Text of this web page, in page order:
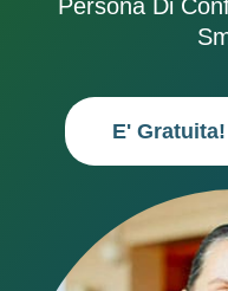
Persona Di
E'